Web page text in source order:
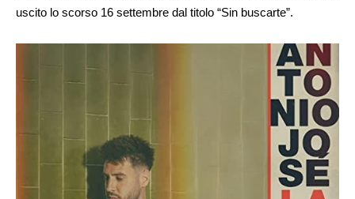
uscito lo scorso 16 settembre dal titolo “Sin buscarte”.